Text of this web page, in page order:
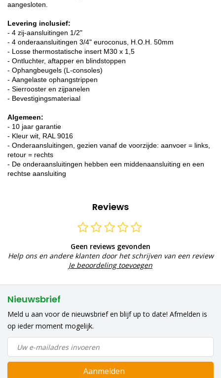
aangesloten.
Levering inclusief:
- 4 zij-aansluitingen 1/2"
- 4 onderaansluitingen 3/4" euroconus, H.O.H. 50mm
- Losse thermostatische insert M30 x 1,5
- Ontluchter, aftapper en blindstoppen
- Ophangbeugels (L-consoles)
- Aangelaste ophangstrippen
- Sierrooster en zijpanelen
- Bevestigingsmateriaal
Algemeen:
- 10 jaar garantie
- Kleur wit, RAL 9016
- Onderaansluitingen, gezien vanaf de voorzijde: aanvoer = links,
retour = rechts
- De onderaansluitingen hebben een middenaansluiting en een
rechtse aansluiting
Reviews
Geen reviews gevonden
Help ons en andere klanten door het schrijven van een review
Je beoordeling toevoegen
Nieuwsbrief
Meld u aan voor de nieuwsbrief en blijf up to date! Afmelden is
op ieder moment mogelijk.
Aanmelden